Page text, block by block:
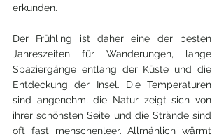
erkunden.
Der Frühling ist daher eine der besten
Jahreszeiten für Wanderungen, lange
Spaziergänge entlang der Küste und die
Entdeckung der Insel. Die Temperaturen
sind angenehm, die Natur zeigt sich von
ihrer schönsten Seite und die Strände sind
oft fast menschenleer. Allmählich wärmt